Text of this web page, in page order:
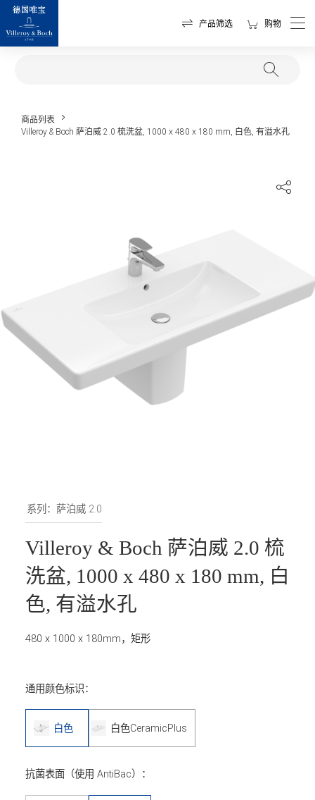
产品筛选 购物
商品列表
Villeroy & Boch 萨泊威 2.0 梳洗盆, 1000 x 480 x 180 mm, 白色, 有溢水孔
系列：萨泊威 2.0
Villeroy & Boch 萨泊威 2.0 梳
洗盆, 1000 x 480 x 180 mm, 白
色, 有溢水孔
480 x 1000 x 180mm，矩形
通用颜色标识：
白色 白色CeramicPlus
抗菌表面（使用 AntiBac）：